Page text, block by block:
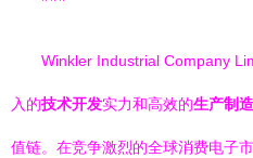
Winkler Industrial Company
入的技术开发实力和高效的生产制造
值链。在竞争激烈的全球消费电子